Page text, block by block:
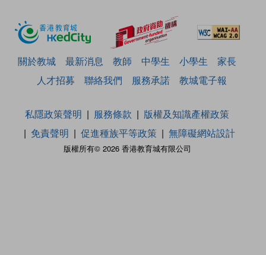
關於教城 最新消息 教師 中學生 小學生
家長
人才招募
聯絡我們 服務承諾 教城電子報
版權所有© 2026 香港教育城有限公司
私隱政策聲明 服務條款
版權及知識產權政策
免責聲明
促進種族平等政策 無障礙網站設計